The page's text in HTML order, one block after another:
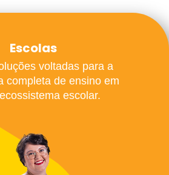
Escolas
voltadas para a
completa de ensino em
escolar.